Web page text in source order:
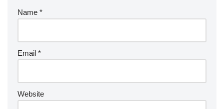
Name *
Email *
Website